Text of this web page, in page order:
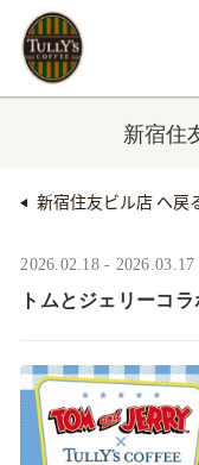
新宿住
新宿住友ビル店 へ戻
2026.02.18 - 2026.03.17
トムとジェリーコ